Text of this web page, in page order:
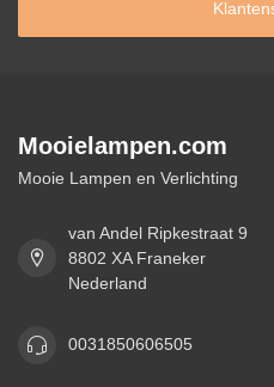
Mooielampen.com
Mooie Lampen en Verlichting
van Andel Ripkestraat 9
8802 XA Franeker
Nederland
0031850606505